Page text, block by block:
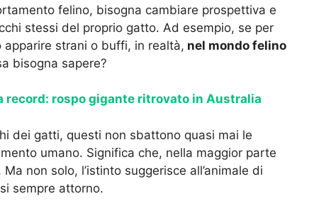
felino, bisogna cambiare prospettiva e
stessi del proprio gatto. Ad esempio, se per
strani o buffi, in realtà, nel mondo felino
bisogna sapere?
record: rospo gigante ritrovato in Australia
dei gatti, questi non sbattono quasi mai le
umano. Significa che, nella maggior parte
non solo, l’istinto suggerisce all’animale di
sempre attorno.